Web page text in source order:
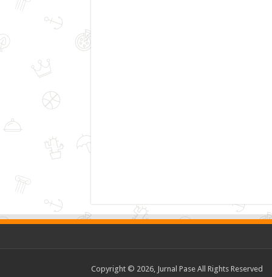
Copyright © 2026, Jurnal Pase All Rights Reserved